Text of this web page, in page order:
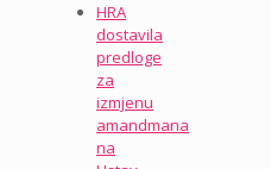
HRA
dostavila
predloge
za
izmjenu
amandmana
na